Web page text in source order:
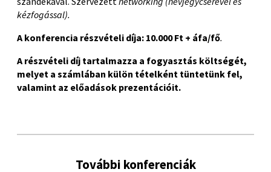
kézfogással).
A konferencia részvételi díja: 10.000 Ft + áfa/fő.
A részvételi díj tartalmazza a fogyasztás költségét,
melyet a számlában külön tételként tüntetünk fel,
valamint az előadások prezentációit.
További konferenciák